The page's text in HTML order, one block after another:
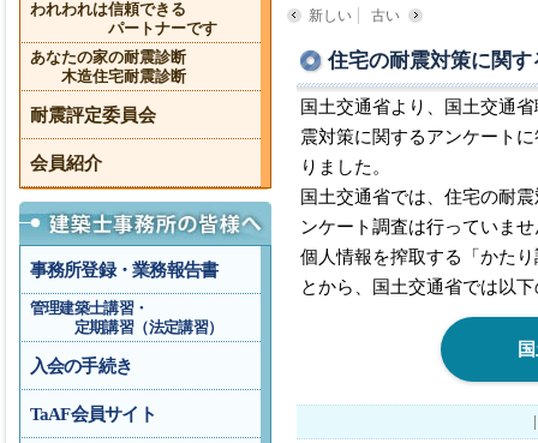
新しい 古い
住宅の耐震対策に関
国土交通省より、国土交通
震対策に関するアンケート
りました。
国土交通省では、住宅の耐
ンケート調査は行っていま
個人情報を搾取する「かた
とから、国土交通省では以
われわれは信頼できる
パートナーです
あなたの家の耐震診断
木造住宅耐震診断
耐震評定委員会
会員紹介
事務所登録・業務報告書
管理建築士講習・
定期講習（法定講習）
入会の手続き
TaAF会員サイト